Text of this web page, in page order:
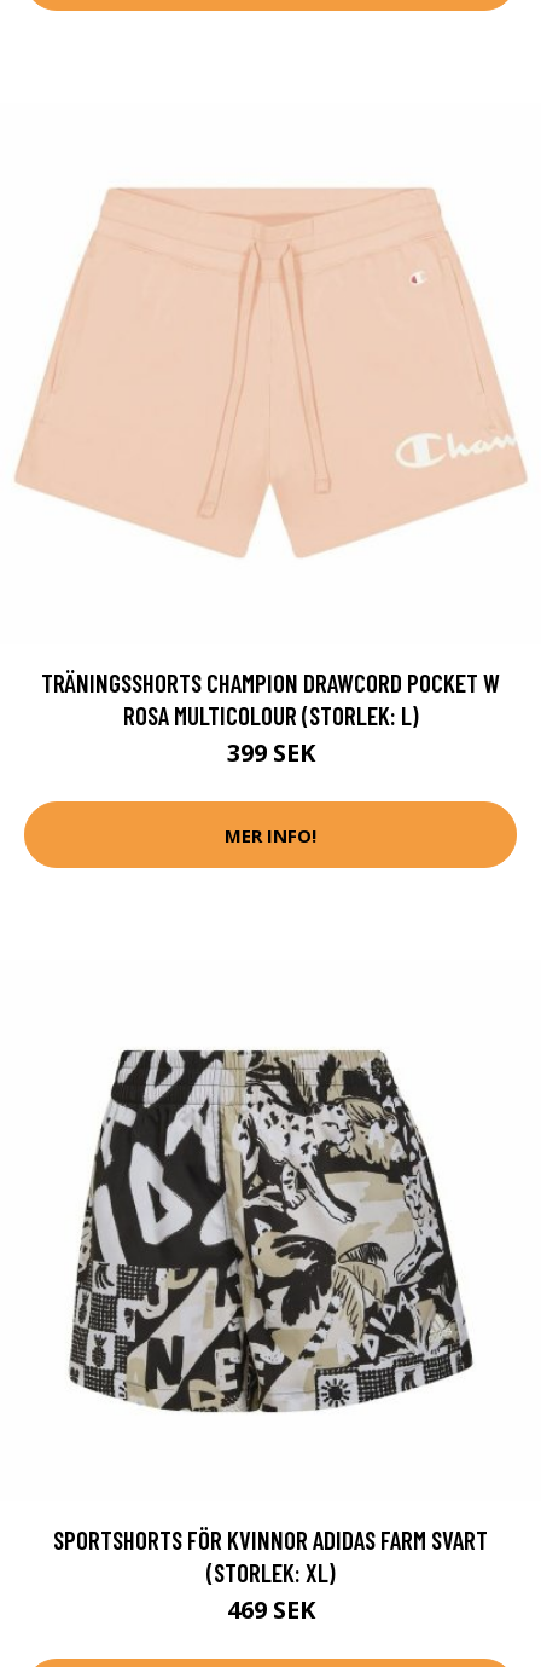
TRÄNINGSSHORTS CHAMPION DRAWCORD POCKET W
ROSA MULTICOLOUR (STORLEK: L)
399 SEK
MER INFO!
SPORTSHORTS FÖR KVINNOR ADIDAS FARM SVART
(STORLEK: XL)
469 SEK